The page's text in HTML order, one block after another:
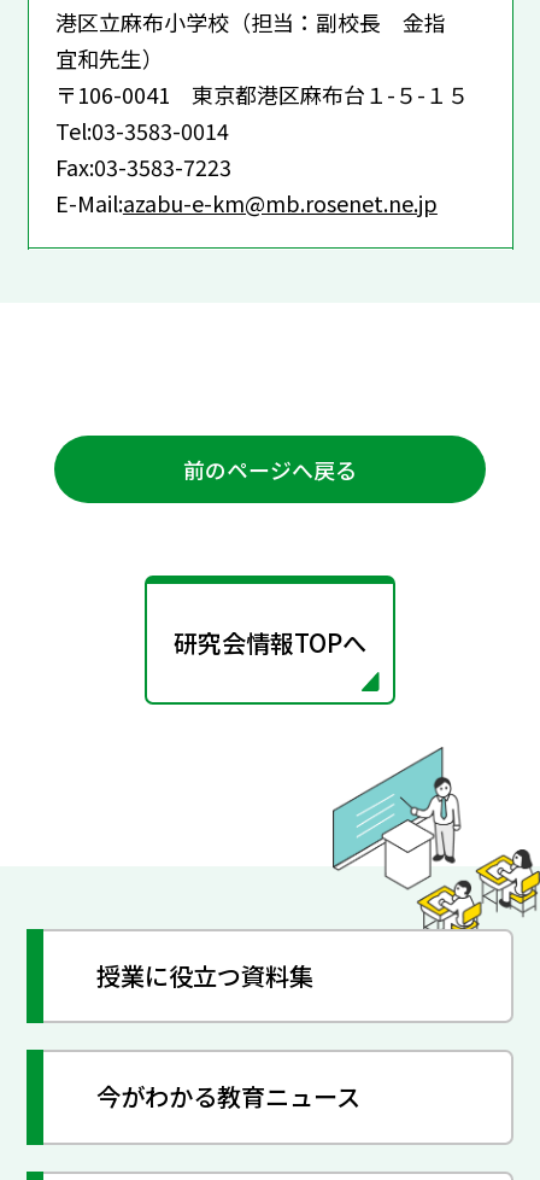
港区立麻布小学校（担当：副校長 金指
宜和先生）
〒106-0041 東京都港区麻布台１-５-１５
Tel:03-3583-0014
Fax:03-3583-7223
E-Mail:azabu-e-km@mb.rosenet.ne.jp
前のページへ戻る
研究会情報TOPへ
授業に役立つ資料集
今がわかる教育ニュース